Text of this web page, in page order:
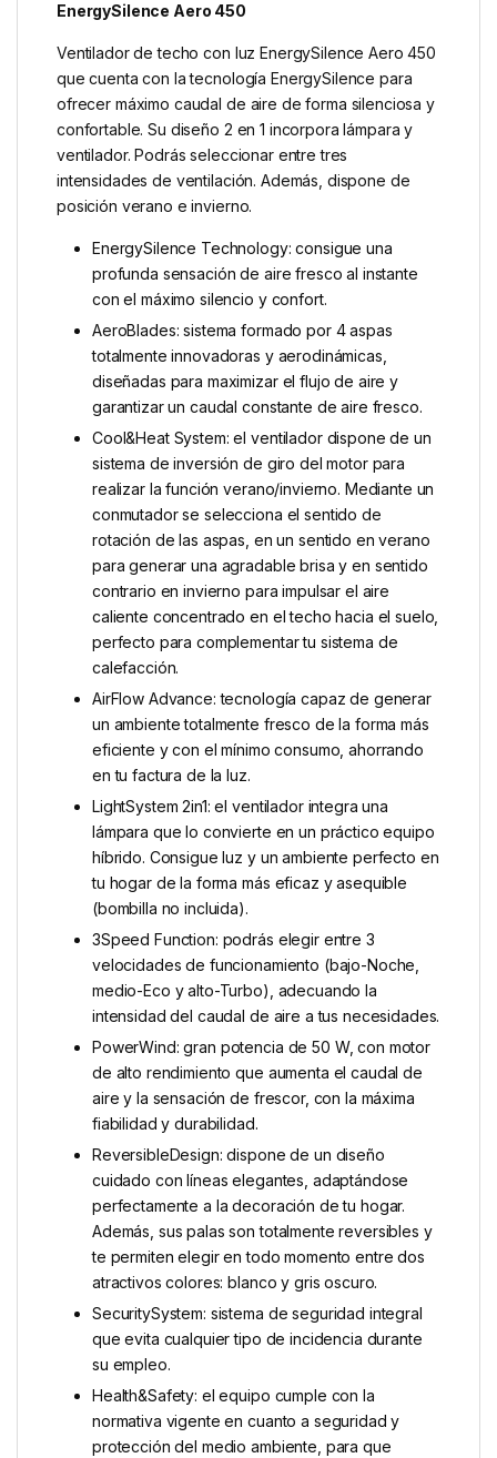
EnergySilence Aero 450
Ventilador de techo con luz EnergySilence Aero 450
que cuenta con la tecnología EnergySilence para
ofrecer máximo caudal de aire de forma silenciosa y
confortable. Su diseño 2 en 1 incorpora lámpara y
ventilador. Podrás seleccionar entre tres
intensidades de ventilación. Además, dispone de
posición verano e invierno.
EnergySilence Technology: consigue una
profunda sensación de aire fresco al instante
con el máximo silencio y confort.
AeroBlades: sistema formado por 4 aspas
totalmente innovadoras y aerodinámicas,
diseñadas para maximizar el flujo de aire y
garantizar un caudal constante de aire fresco.
Cool&Heat System: el ventilador dispone de un
sistema de inversión de giro del motor para
realizar la función verano/invierno. Mediante un
conmutador se selecciona el sentido de
rotación de las aspas, en un sentido en verano
para generar una agradable brisa y en sentido
contrario en invierno para impulsar el aire
caliente concentrado en el techo hacia el suelo,
perfecto para complementar tu sistema de
calefacción.
AirFlow Advance: tecnología capaz de generar
un ambiente totalmente fresco de la forma más
eficiente y con el mínimo consumo, ahorrando
en tu factura de la luz.
LightSystem 2in1: el ventilador integra una
lámpara que lo convierte en un práctico equipo
híbrido. Consigue luz y un ambiente perfecto en
tu hogar de la forma más eficaz y asequible
(bombilla no incluida).
3Speed Function: podrás elegir entre 3
velocidades de funcionamiento (bajo-Noche,
medio-Eco y alto-Turbo), adecuando la
intensidad del caudal de aire a tus necesidades.
PowerWind: gran potencia de 50 W, con motor
de alto rendimiento que aumenta el caudal de
aire y la sensación de frescor, con la máxima
fiabilidad y durabilidad.
ReversibleDesign: dispone de un diseño
cuidado con líneas elegantes, adaptándose
perfectamente a la decoración de tu hogar.
Además, sus palas son totalmente reversibles y
te permiten elegir en todo momento entre dos
atractivos colores: blanco y gris oscuro.
SecuritySystem: sistema de seguridad integral
que evita cualquier tipo de incidencia durante
su empleo.
Health&Safety: el equipo cumple con la
normativa vigente en cuanto a seguridad y
protección del medio ambiente, para que